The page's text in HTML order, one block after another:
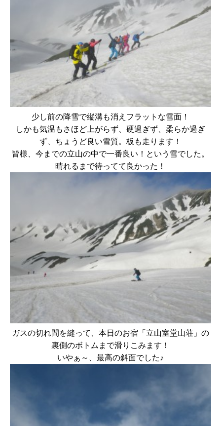
少し前の降雪で縦溝も消えフラットな雪面！
しかも気温もさほど上がらず、硬過ぎず、柔らか過ぎ
ず、ちょうど良い雪質。板も走ります！
皆様、今までの立山の中で一番良い！という雪でした。
晴れるまで待ってて良かった！
ガスの切れ間を縫って、本日のお宿「立山室堂山荘」の
裏側のボトムまで滑りこみます！
いやぁ～、最高の斜面でした♪